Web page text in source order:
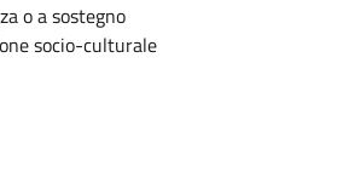
o a sostegno
socio-culturale